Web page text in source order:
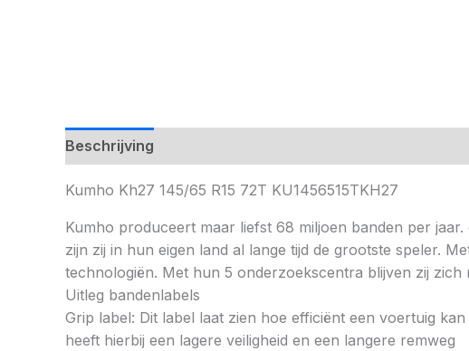
Beschrijving
Kumho Kh27 145/65 R15 72T KU1456515TKH27
Kumho produceert maar liefst 68 miljoen banden per
zijn zij in hun eigen land al lange tijd de grootste speler.
technologiën. Met hun 5 onderzoekscentra blijven zij
Uitleg bandenlabels
Grip label: Dit label laat zien hoe efficiënt een voertuig
heeft hierbij een lagere veiligheid en een langere remweg